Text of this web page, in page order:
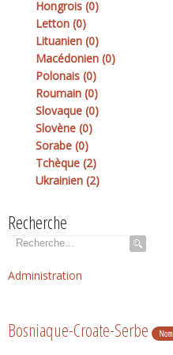
Hongrois (0)
Letton (0)
Lituanien (0)
Macédonien (0)
Polonais (0)
Roumain (0)
Slovaque (0)
Slovène (0)
Sorabe (0)
Tchèque (2)
Ukrainien (2)
Recherche
Rechercher
Administration
Bosniaque-Croate-Serbe